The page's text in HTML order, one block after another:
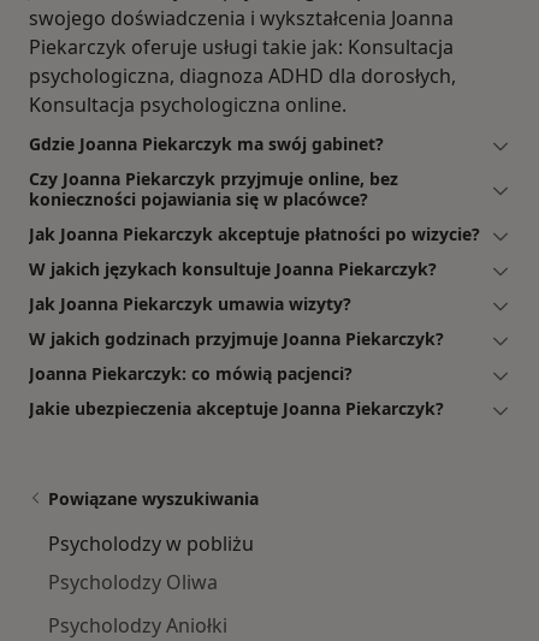
swojego doświadczenia i wykształcenia Joanna
Piekarczyk oferuje usługi takie jak: Konsultacja
psychologiczna, diagnoza ADHD dla dorosłych,
Konsultacja psychologiczna online.
Gdzie Joanna Piekarczyk ma swój gabinet?
Czy Joanna Piekarczyk przyjmuje online, bez
konieczności pojawiania się w placówce?
Jak Joanna Piekarczyk akceptuje płatności po wizycie?
W jakich językach konsultuje Joanna Piekarczyk?
Jak Joanna Piekarczyk umawia wizyty?
W jakich godzinach przyjmuje Joanna Piekarczyk?
Joanna Piekarczyk: co mówią pacjenci?
Jakie ubezpieczenia akceptuje Joanna Piekarczyk?
Powiązane wyszukiwania
Psycholodzy w pobliżu
Psycholodzy Oliwa
Psycholodzy Aniołki